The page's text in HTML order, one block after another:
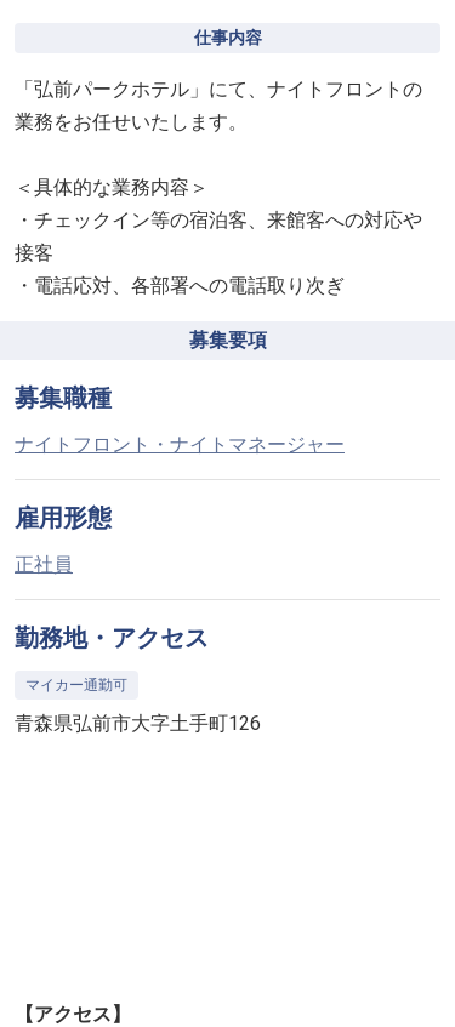
仕事内容
「弘前パークホテル」にて、ナイトフロントの
業務をお任せいたします。
＜具体的な業務内容＞
・チェックイン等の宿泊客、来館客への対応や
接客
・電話応対、各部署への電話取り次ぎ
募集要項
募集職種
ナイトフロント・ナイトマネージャー
雇用形態
正社員
勤務地・アクセス
マイカー通勤可
青森県弘前市大字土手町126
【アクセス】